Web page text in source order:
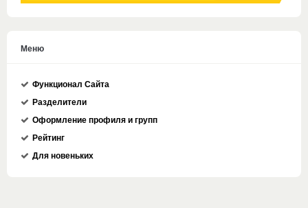
Меню
Функционал Сайта
Разделители
Оформление профиля и групп
Рейтинг
Для новеньких